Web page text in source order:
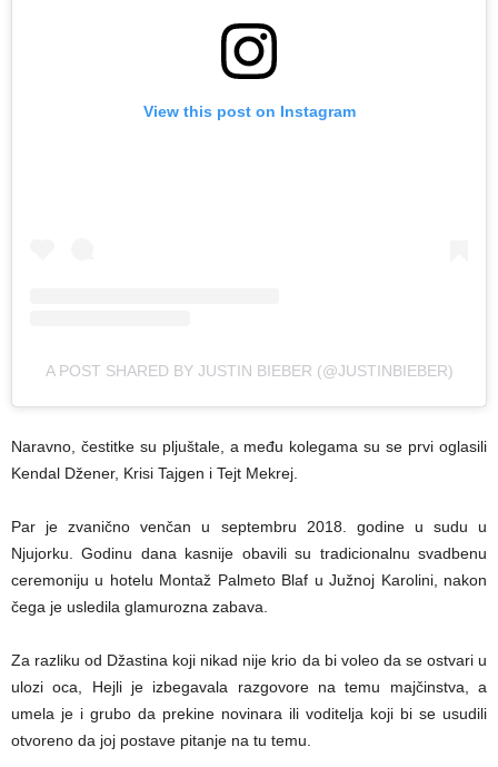
View this post on Instagram
A POST SHARED BY JUSTIN BIEBER (@JUSTINBIEBER)
Naravno, čestitke su pljuštale, a među kolegama su se prvi oglasili
Kendal Džener, Krisi Tajgen i Tejt Mekrej.
Par je zvanično venčan u septembru 2018. godine u sudu u
Njujorku. Godinu dana kasnije obavili su tradicionalnu svadbenu
ceremoniju u hotelu Montaž Palmeto Blaf u Južnoj Karolini, nakon
čega je usledila glamurozna zabava.
Za razliku od Džastina koji nikad nije krio da bi voleo da se ostvari u
ulozi oca, Hejli je izbegavala razgovore na temu majčinstva, a
umela je i grubo da prekine novinara ili voditelja koji bi se usudili
otvoreno da joj postave pitanje na tu temu.